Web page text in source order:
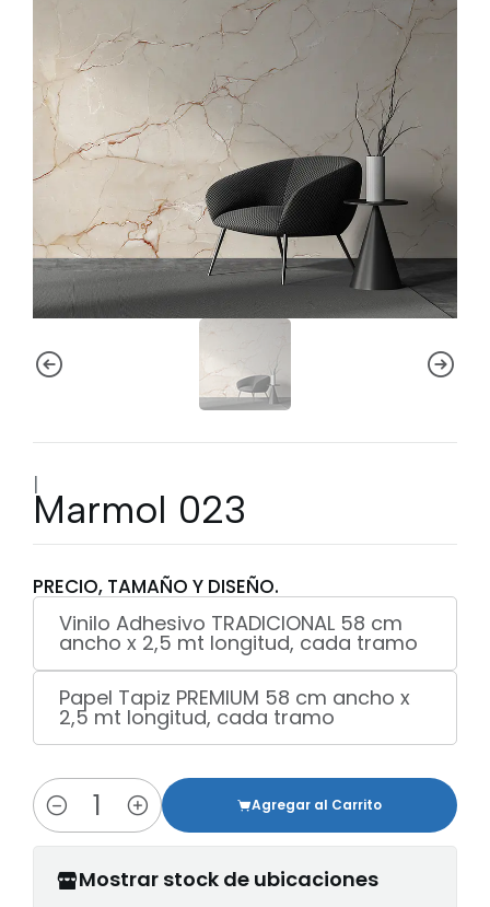
|
Marmol 023
PRECIO, TAMAÑO Y DISEÑO.
Vinilo Adhesivo TRADICIONAL 58 cm
ancho x 2,5 mt longitud, cada tramo
Papel Tapiz PREMIUM 58 cm ancho x
2,5 mt longitud, cada tramo
Cantidad
Agregar al Carrito
Mostrar stock de ubicaciones